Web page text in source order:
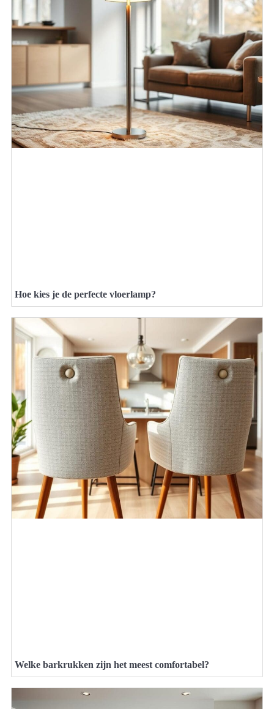
Hoe kies je de perfecte vloerlamp?
Welke barkrukken zijn het meest comfortabel?